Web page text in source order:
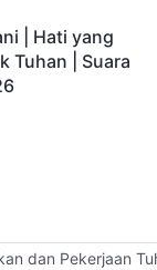
| Hati yang
Tuhan | Suara
dan Pekerjaan